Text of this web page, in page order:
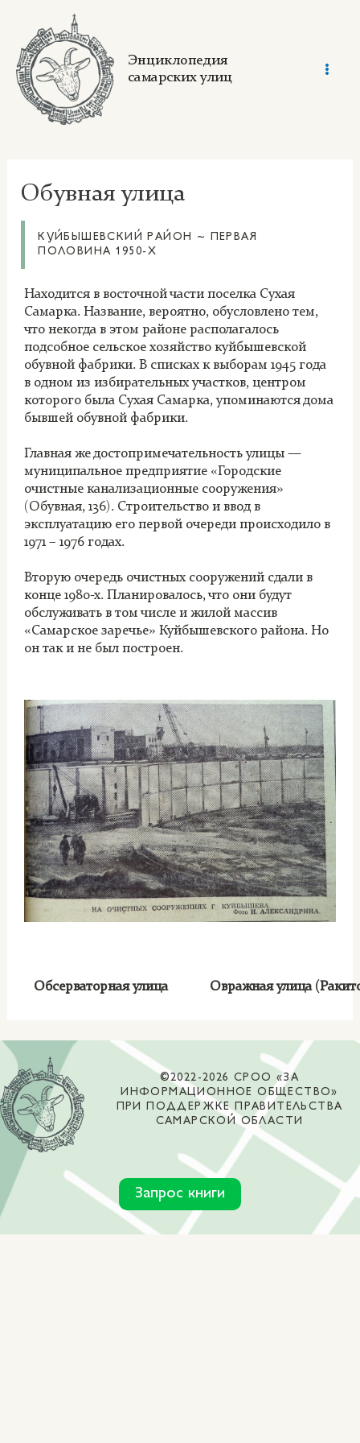
content
Энциклопедия
самарских улиц
Обувная улица
КУЙБЫШЕВСКИЙ РАЙОН ~ ПЕРВАЯ
ПОЛОВИНА 1950-Х
Находится в восточной части поселка Сухая
Самарка. Название, вероятно, обусловлено тем,
что некогда в этом районе располагалось
подсобное сельское хозяйство куйбышевской
обувной фабрики. В списках к выборам 1945 года
в одном из избирательных участков, центром
которого была Сухая Самарка, упоминаются дома
бывшей обувной фабрики.
Главная же достопримечательность улицы —
муниципальное предприятие «Городские
очистные канализационные сооружения»
(Обувная, 136). Строительство и ввод в
эксплуатацию его первой очереди происходило в
1971 – 1976 годах.
Вторую очередь очистных сооружений сдали в
конце 1980-х. Планировалось, что они будут
обслуживать в том числе и жилой массив
«Самарское заречье» Куйбышевского района. Но
он так и не был построен.
Обсерваторная улица Овражная улица
©2022-2026 СРОО «ЗА
ИНФОРМАЦИОННОЕ ОБЩЕСТВО»
ПРИ ПОДДЕРЖКЕ ПРАВИТЕЛЬСТВА
САМАРСКОЙ ОБЛАСТИ
Запрос книги